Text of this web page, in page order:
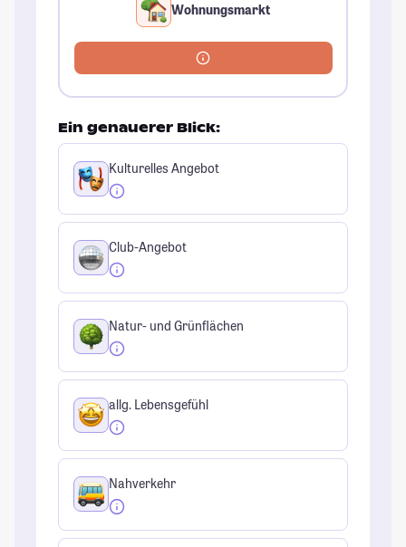
Wohnungsmarkt
Ein genauerer Blick:
Kulturelles Angebot
Club-Angebot
Natur- und Grünflächen
allg. Lebensgefühl
Nahverkehr